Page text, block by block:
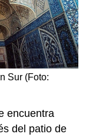
Sur (Foto:
encuentra
del patio de